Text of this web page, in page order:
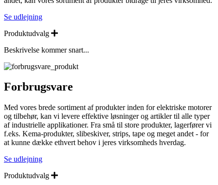
Se udlejning
Produktudvalg
Expand
Beskrivelse kommer snart...
Forbrugsvare
Med vores brede sortiment af produkter inden for elektriske motorer
og tilbehør, kan vi levere effektive løsninger og artikler til alle typer
af industrielle applikationer. Fra små til store produkter, lagerfører vi
f.eks. Kema-produkter, slibeskiver, strips, tape og meget andet - for
at kunne dække ethvert behov i jeres virksomheds hverdag.
Se udlejning
Produktudvalg
Expand